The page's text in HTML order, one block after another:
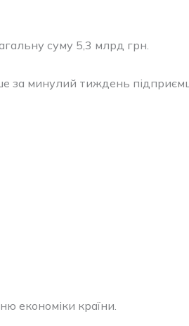
суму 5,3 млрд грн.
за минулий тиждень
економіки країни.